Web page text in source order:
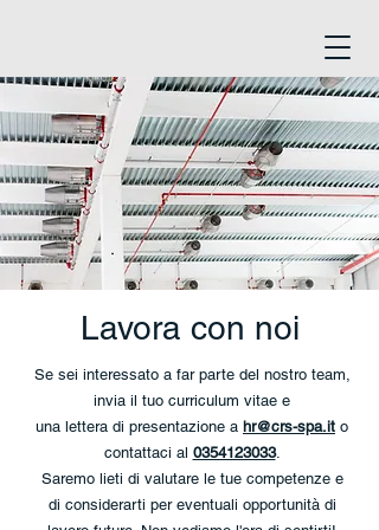
Lavora con noi
Se sei interessato a far parte del nostro team,
invia il tuo curriculum vitae e
una lettera di presentazione a hr@crs-spa.it o
contattaci al 0354123033.
Saremo lieti di valutare le tue competenze e
di considerarti per eventuali opportunità di